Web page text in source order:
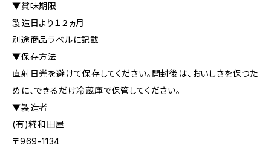
▼賞味期限
製造日より１２ヵ月
別途商品ラベルに記載
▼保存方法
直射日光を避けて保存してください。開封後は、おいしさを保つた
めに、できるだけ冷蔵庫で保管してください。
▼製造者
(有)糀和田屋
〒969-1134